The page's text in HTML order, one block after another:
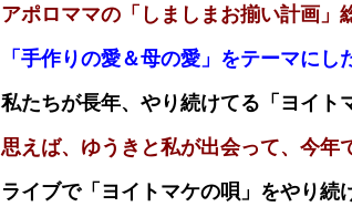
アポロママの「しましまお揃い計画」
「手作りの愛＆母の愛」をテーマにし
私たちが長年、やり続けてる「ヨイト
思えば、ゆうきと私が出会って、今年
ライブで「ヨイトマケの唄」をやり続